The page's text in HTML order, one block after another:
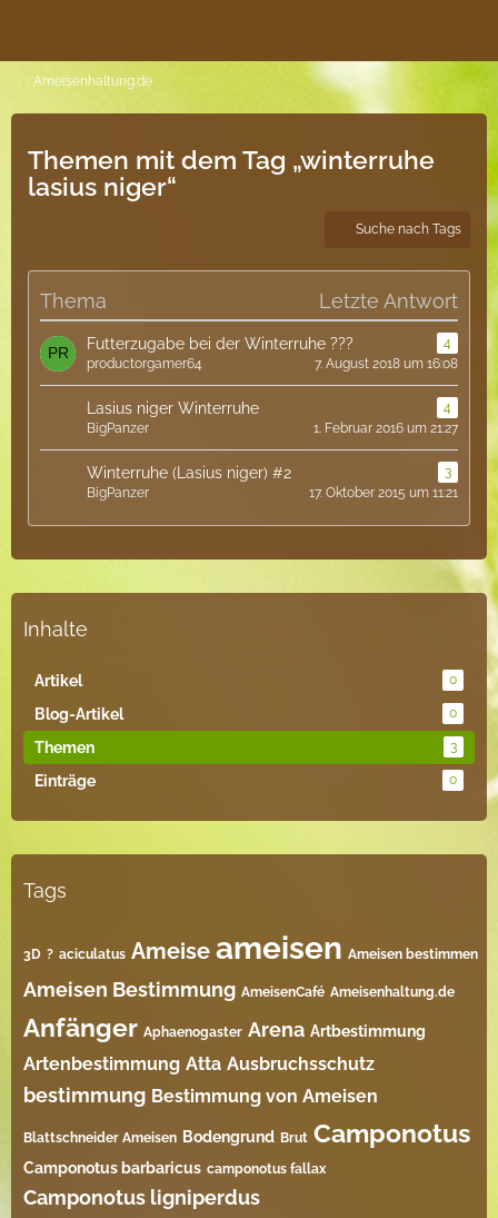
Ameisenhaltung.de
Themen mit dem Tag „winterruhe
lasius niger“
Suche nach Tags
Thema Letzte Antwort
Futterzugabe bei der Winterruhe ???
4
productorgamer64
7. August 2018 um 16:08
Lasius niger Winterruhe
4
BigPanzer
1. Februar 2016 um 21:27
Winterruhe (Lasius niger) #2
3
BigPanzer
17. Oktober 2015 um 11:21
Inhalte
Artikel 0
Blog-Artikel 0
Themen 3
Einträge 0
Tags
3D ? aciculatus Ameise ameisen Ameisen bestimmen
Ameisen Bestimmung AmeisenCafé Ameisenhaltung.de
Anfänger Aphaenogaster Arena Artbestimmung
Artenbestimmung Atta Ausbruchsschutz
bestimmung Bestimmung von Ameisen
Blattschneider Ameisen Bodengrund Brut Camponotus
Camponotus barbaricus camponotus fallax
Camponotus ligniperdus